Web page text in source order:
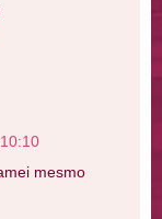
mesmo